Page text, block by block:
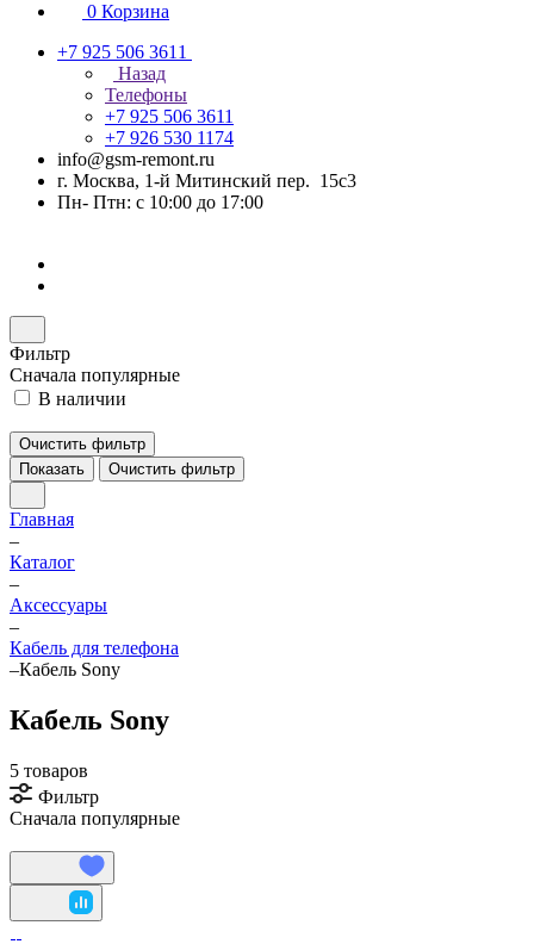
0 Корзина
+7 925 506 3611
Назад
Телефоны
+7 925 506 3611
+7 926 530 1174
info@gsm-remont.ru
г. Москва, 1-й Митинский пер. 15с3
Пн- Птн: с 10:00 до 17:00
Фильтр
Сначала популярные
В наличии
Очистить фильтр
Показать
Очистить фильтр
Главная
–
Каталог
–
Аксессуары
–
Кабель для телефона
–Кабель Sony
Кабель Sony
5 товаров
Фильтр
Сначала популярные